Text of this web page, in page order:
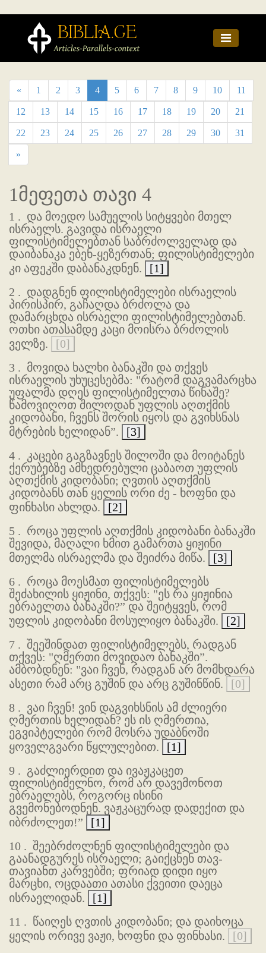
« 1 2 3 4 5 6 7 8 9 10 11
12 13 14 15 16 17 18 19 20 21
22 23 24 25 26 27 28 29 30 31
»
1მეფეთა თავი 4
1 . და მოედო სამუელის სიტყვები მთელ
ისრაელს. გავიდა ისრაელი
ფილისტიმელებთან საბრძოლველად და
დაიბანაკა ებენ-ყეზერთან; ფილისტიმელები
კი აფეკში დაბანაკდნენ.
[1]
2 . დადგნენ ფილისტიმელები ისრაელის
პირისპირ, გაჩაღდა ბრძოლა და
დამარცხდა ისრაელი ფილისტიმელებთან.
ოთხი ათასამდე კაცი მოისრა ბრძოლის
ველზე.
[0]
3 . მოვიდა ხალხი ბანაკში და თქვეს
ისრაელის უხუცესებმა: "რატომ დაგვამარცხა
უფალმა დღეს ფილისტიმელთა წინაშე?
წამოვიღოთ შილოდან უფლის აღთქმის
კიდობანი, ჩვენს შორის იყოს და გვიხსნას
მტრების ხელიდან”.
[3]
4 . კაცები გაგზავნეს შილოში და მოიტანეს
ქერუბებზე ამხედრებული ცაბაოთ უფლის
აღთქმის კიდობანი; ღვთის აღთქმის
კიდობანს თან ყელის ორი ძე - ხოფნი და
ფინხასი ახლდა.
[2]
5 . როცა უფლის აღთქმის კიდობანი ბანაკში
შევიდა, მაღალი ხმით გამართა ყიჟინი
მთელმა ისრაელმა და შეიძრა მიწა.
[3]
6 . როცა მოესმათ ფილისტიმელებს
შეძახილის ყიჟინი, თქვეს: "ეს რა ყიჟინია
ებრაელთა ბანაკში?” და შეიტყვეს, რომ
უფლის კიდობანი მოსულიყო ბანაკში.
[2]
7 . შეეშინდათ ფილისტიმელებს, რადგან
თქვეს: "ღმერთი მოვიდაო ბანაკში”.
ამბობდნენ: "ვაი ჩვენ, რადგან არ მომხდარა
ასეთი რამ არც გუშინ და არც გუშინწინ.
[0]
8 . ვაი ჩვენ! ვინ დაგვიხსნის ამ ძლიერი
ღმერთის ხელიდან? ეს ის ღმერთია,
ეგვიპტელები რომ მოსრა უდაბნოში
ყოველგვარი წყლულებით.
[1]
9 . გაძლიერდით და ივაჟკაცეთ
ფილისტიმელნო, რომ არ დავემონოთ
ებრაელებს, როგორც ისინი
გვემონებოდნენ. ვაჟკაცურად დადექით და
იბრძოლეთ!”
[1]
10 . შეებრძოლნენ ფილისტიმელები და
გაანადგურეს ისრაელი; გაიქცნენ თავ-
თავიანთ კარვებში; ფრიად დიდი იყო
მარცხი, ოცდაათი ათასი ქვეითი დაეცა
ისრაელიდან.
[1]
11 . წაიღეს ღვთის კიდობანი; და დაიხოცა
ყელის ორივე ვაჟი, ხოფნი და ფინხასი.
[0]